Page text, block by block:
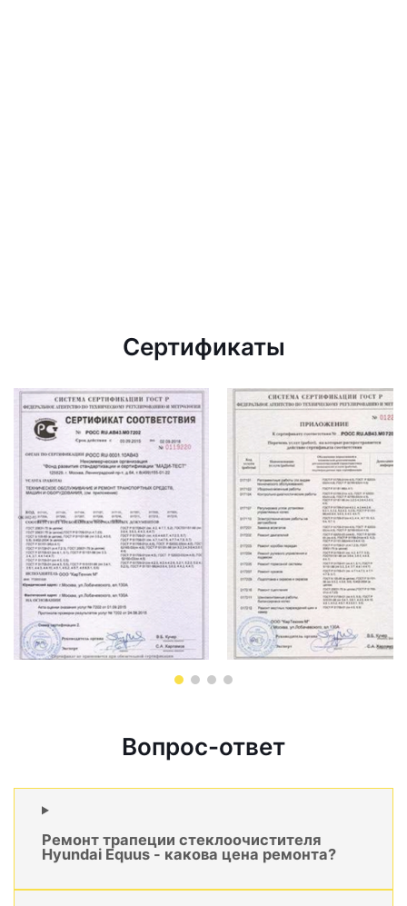
Сертификаты
Вопрос-ответ
Ремонт трапеции стеклоочистителя
Hyundai Equus - какова цена ремонта?